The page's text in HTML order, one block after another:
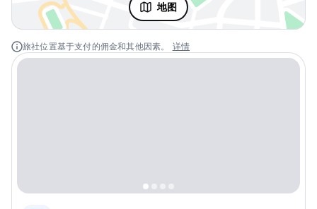
地图
旅社位置基于支付的佣金和其他因素。 详情